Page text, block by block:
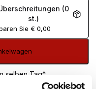
(0
st.)
Sie€ 0,00
selben Tag*